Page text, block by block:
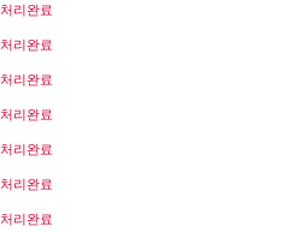
처리완료
처리완료
처리완료
처리완료
처리완료
처리완료
처리완료